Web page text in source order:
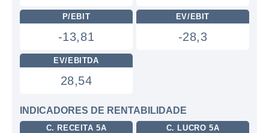
P/EBIT
-13,81
EV/EBIT
-28,3
EV/EBITDA
28,54
INDICADORES DE RENTABILIDADE
C. RECEITA 5A C. LUCRO 5A